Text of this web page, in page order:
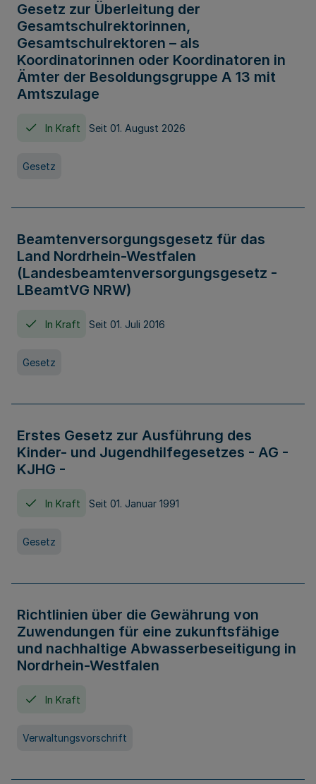
Gesetz zur Überleitung der
Gesamtschulrektorinnen,
Gesamtschulrektoren – als
Koordinatorinnen oder Koordinatoren in
Ämter der Besoldungsgruppe A 13 mit
Amtszulage
In Kraft Seit 01. August 2026
Gesetz
Beamtenversorgungsgesetz für das
Land Nordrhein-Westfalen
(Landesbeamtenversorgungsgesetz -
LBeamtVG NRW)
In Kraft Seit 01. Juli 2016
Gesetz
Erstes Gesetz zur Ausführung des
Kinder- und Jugendhilfegesetzes - AG -
KJHG -
In Kraft Seit 01. Januar 1991
Gesetz
Richtlinien über die Gewährung von
Zuwendungen für eine zukunftsfähige
und nachhaltige Abwasserbeseitigung in
Nordrhein-Westfalen
In Kraft
Verwaltungsvorschrift